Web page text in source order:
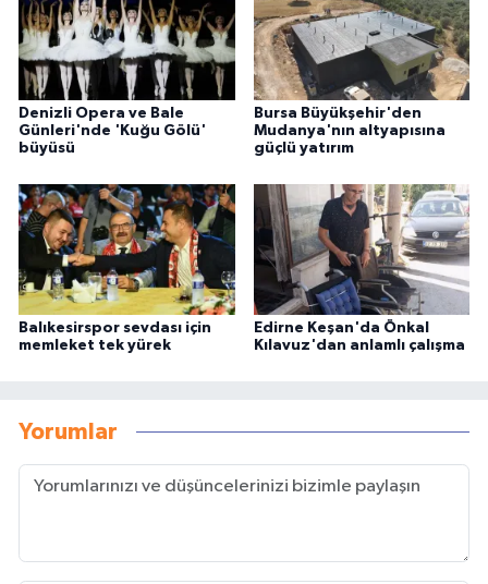
Denizli Opera ve Bale
Günleri'nde 'Kuğu Gölü'
büyüsü
Bursa Büyükşehir'den
Mudanya'nın altyapısına
güçlü yatırım
Balıkesirspor sevdası için
memleket tek yürek
Edirne Keşan'da Önkal
Kılavuz'dan anlamlı çalışma
Yorumlar